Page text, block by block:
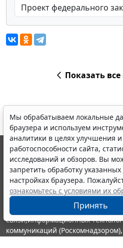
Показать
Мы обрабатываем локальные
браузера и используем
аналитики в целях улучшения
работоспособности сайта,
исследований и обзоров. Вы
запретить обработку
настройках браузера.
ознакомьтесь с условиями их
Принять
© ООО "НПП "ГАРАНТ-СЕРВИС",
выпускается с 1990 года.
являются участниками
информации ГАРАНТ.
Портал ГАРАНТ.РУ
издания Федеральной службой
связи,информационных
коммуникаций